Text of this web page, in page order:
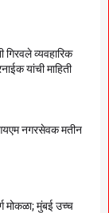
व्यवहारिक
यांची माहिती
नगरसेवक मतीन
मोकळा; मुंबई उच्च